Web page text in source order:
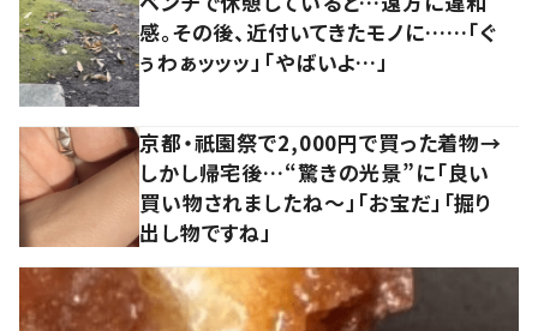
感。その後、近付いてきたモノに……「ぐ
ぅわぁッッッ」「やばいよ…」
京都・祇園祭で2,000円で買った着物→
しかし帰宅後…“驚きの光景”に「良い
買い物されましたね～」「お宝だ」「掘り
出し物ですね」